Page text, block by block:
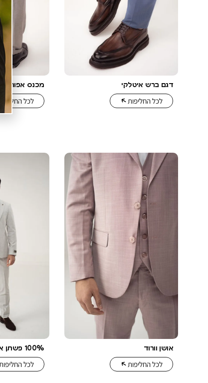
דגם ברש איטלקי
לכל החליפות
מכנס אפור
לכל החליפות
אושן וורוד
לכל החליפות
100% פשתן אפור
לכל